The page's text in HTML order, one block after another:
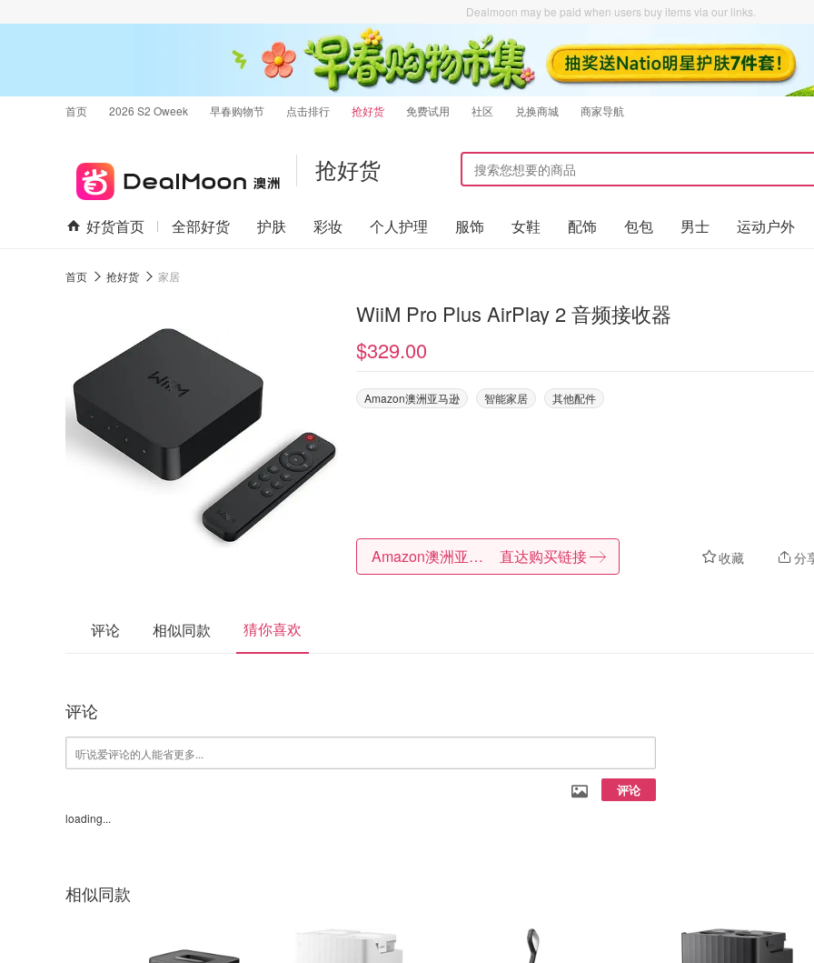
Dealmoon may be paid when users buy items via our links.
首页 2026 S2 Oweek 早春购物节 点击排行 抢好货 免费试用 社区 兑换商城 商家导航
抢好货
好货首页 全部好货 护肤 彩妆 个人护理 服饰 女鞋 配饰 包包 男士 运动户外
首页 抢好货 家居
WiiM Pro Plus AirPlay 2 音频接收器
$329.00
Amazon澳洲亚马逊 智能家居 其他配件
收藏 分
Amazon澳洲亚马逊 直达购买链接
评论 相似同款 猜你喜欢
评论
评论
loading...
相似同款